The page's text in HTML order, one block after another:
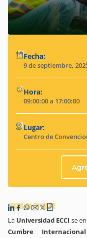
Fecha:
9 de septiembre,
Hora:
09:00:00 a 17:00:00
Lugar:
Centro de
La Universidad ECCI se
Cumbre